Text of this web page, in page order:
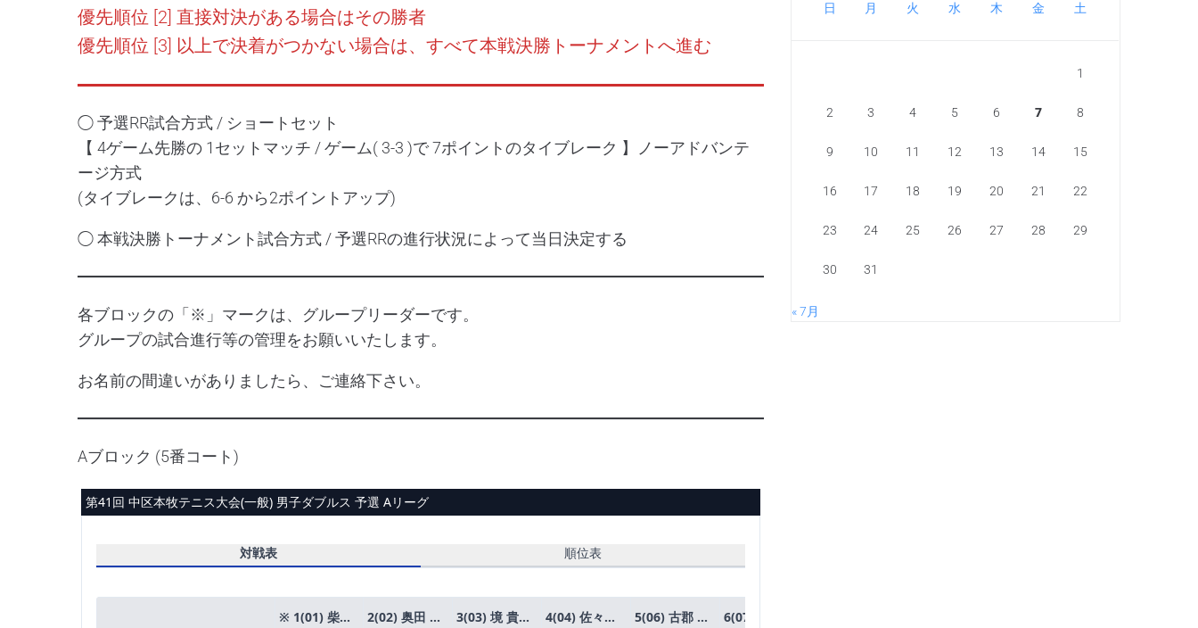
優先順位 [2] 直接対決がある場合はその勝者
優先順位 [3] 以上で決着がつかない場合は、すべて本戦決勝トーナメントへ進む
◯ 予選RR試合方式 / ショートセット
【 4ゲーム先勝の 1セットマッチ / ゲーム( 3-3 )で 7ポイントのタイブレーク 】ノーアドバンテ
ージ方式
(タイブレークは、6-6 から2ポイントアップ)
◯ 本戦決勝トーナメント試合方式 / 予選RRの進行状況によって当日決定する
各ブロックの「※」マークは、グループリーダーです。
グループの試合進行等の管理をお願いいたします。
お名前の間違いがありましたら、ご連絡下さい。
Aブロック (5番コート)
日 月 火 水 木 金 土
1
2 3 4 5 6 7 8
9 10 11 12 13 14 15
16 17 18 19 20 21 22
23 24 25 26 27 28 29
30 31
« 7月